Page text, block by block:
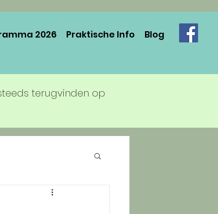
2026 Praktische Info Blog
terugvinden op